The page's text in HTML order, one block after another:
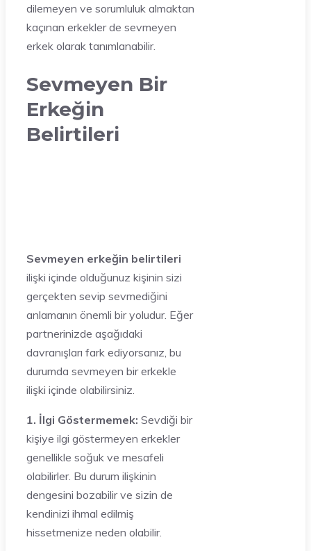
dilemeyen ve sorumluluk almaktan
kaçınan erkekler de sevmeyen
erkek olarak tanımlanabilir.
Sevmeyen Bir
Erkeğin
Belirtileri
Sevmeyen erkeğin belirtileri
ilişki içinde olduğunuz kişinin sizi
gerçekten sevip sevmediğini
anlamanın önemli bir yoludur. Eğer
partnerinizde aşağıdaki
davranışları fark ediyorsanız, bu
durumda sevmeyen bir erkekle
ilişki içinde olabilirsiniz.
1. İlgi Göstermemek: Sevdiği bir
kişiye ilgi göstermeyen erkekler
genellikle soğuk ve mesafeli
olabilirler. Bu durum ilişkinin
dengesini bozabilir ve sizin de
kendinizi ihmal edilmiş
hissetmenize neden olabilir.